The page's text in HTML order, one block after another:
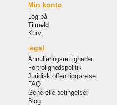
Min konto
Log på
Tilmeld
Kurv
legal
Annulleringsrettigheder
Fortrolighedspolitik
Juridisk offentliggørelse
FAQ
Generelle betingelser
Blog